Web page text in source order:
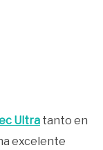
Ultra tanto en
excelente